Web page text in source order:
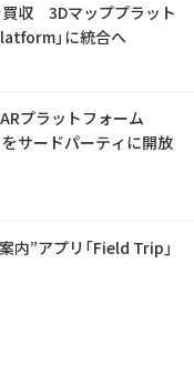
収 3Dマッププラット
」に統合へ
プラットフォーム
サードパーティに開放
内”アプリ「Field Trip」